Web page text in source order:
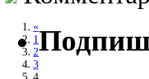
«
1
2
3